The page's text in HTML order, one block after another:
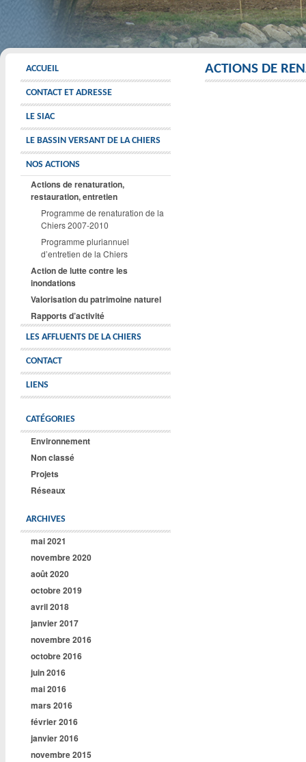
ACCUEIL
CONTACT ET ADRESSE
LE SIAC
LE BASSIN VERSANT DE LA CHIERS
NOS ACTIONS
Actions de renaturation,
restauration, entretien
Programme de renaturation de la
Chiers 2007-2010
Programme pluriannuel
d’entretien de la Chiers
Action de lutte contre les
inondations
Valorisation du patrimoine naturel
Rapports d’activité
LES AFFLUENTS DE LA CHIERS
CONTACT
LIENS
CATÉGORIES
Environnement
Non classé
Projets
Réseaux
ARCHIVES
mai 2021
novembre 2020
août 2020
octobre 2019
avril 2018
janvier 2017
novembre 2016
octobre 2016
juin 2016
mai 2016
mars 2016
février 2016
janvier 2016
novembre 2015
ACTIONS DE